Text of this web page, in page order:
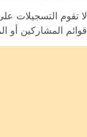
لا تقوم التسجيلات
قوائم المشاركين أو